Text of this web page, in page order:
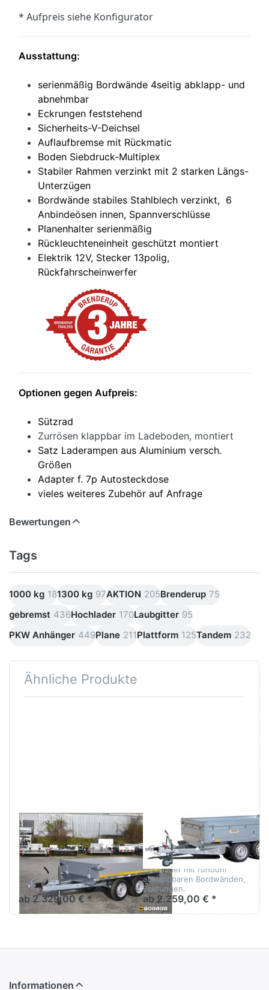
* Aufpreis siehe Konfigurator
Ausstattung:
serienmäßig Bordwände 4seitig abklapp- und
abnehmbar
Eckrungen feststehend
Sicherheits-V-Deichsel
Auflaufbremse mit Rückmatic
Boden Siebdruck-Multiplex
Stabiler Rahmen verzinkt mit 2 starken Längs-
Unterzügen
Bordwände stabiles Stahlblech verzinkt, 6
Anbindeösen innen, Spannverschlüsse
Planenhalter serienmäßig
Rückleuchteneinheit geschützt montiert
Elektrik 12V, Stecker 13polig,
Rückfahrscheinwerfer
Optionen gegen Aufpreis:
Sützrad
Zurrösen klappbar im Ladeboden, montiert
Satz Laderampen aus Aluminium versch.
Größen
Adapter f. 7p Autosteckdose
vieles weiteres Zubehör auf Anfrage
Bewertungen
Tags
1000 kg 181300 kg 97AKTION 205Brenderup 75
gebremst 436Hochlader 170Laubgitter 95
PKW Anhänger 449Plane 211Plattform 125Tandem 232
Ähnliche Produkte
EDUARD
HL 2514 Tandem
gebremst
Tandemhochlader mit
Alubordwänden
ab 2.329,00 € *
Nordica N13-
263-2
Hochlader mit rundum
abklappbaren Bordwänden,
Eckrungen.
ab 2.259,00 € *
Informationen